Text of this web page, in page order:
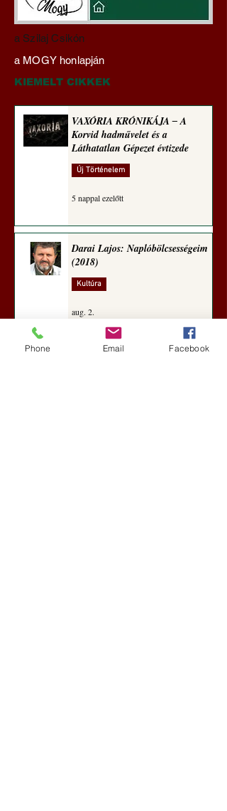
Darai Lajos:
Naplóbölcsességeim
(2026)
a Szilaj Csikón
a MOGY honlapján
KIEMELT CIKKEK
VAXÓRIA KRÓNIKÁJA ‒ A
Korvid hadművelet és a
Láthatatlan Gépezet évtizede
Új Történelem
5 nappal ezelőtt
Darai Lajos: Naplóbölcsességeim
(2018)
Kultúra
aug. 2.
Phone Email Facebook